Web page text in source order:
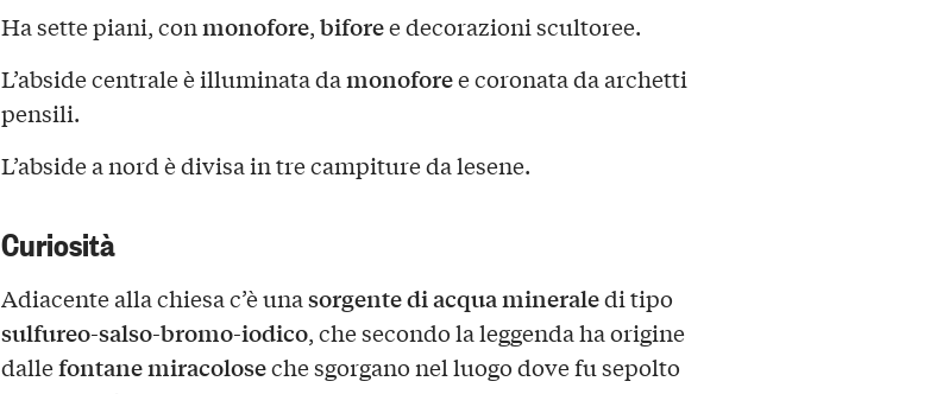
Ha sette piani, conmonofore,biforee decorazioni scultoree.
L’abside centrale è illuminata damonoforee coronata da archetti
pensili.
L’abside a nord è divisa in tre campiture da lesene.
Curiosità
Adiacente alla chiesa c’è unasorgente di acqua mineraledi tipo
sulfureo-salso-bromo-iodico, che secondo la leggenda ha origine
dallefontane miracoloseche sgorgano nel luogo dove fu sepolto